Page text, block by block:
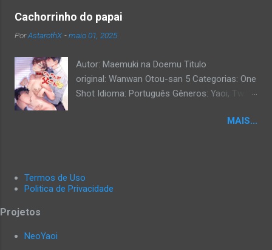
Cachorrinho do papai
PorAstarothX -maio 01, 2025
Autor: Maemuki na Doemu Titulo
original: Wanwan Otou-san 5 Categorias: One
Shot Idioma: Português Gêneros: Yaoi, Twink,
MAIS...
Termos de Uso
Politica de Privacidade
Projetos
NeoYaoi